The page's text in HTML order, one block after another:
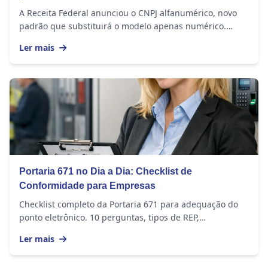
A Receita Federal anunciou o CNPJ alfanumérico, novo
padrão que substituirá o modelo apenas numérico.
Ler mais
Portaria 671 no Dia a Dia: Checklist de
Conformidade para Empresas
Checklist completo da Portaria 671 para adequação do
ponto eletrônico. 10 perguntas, tipos de REP,
Ler mais